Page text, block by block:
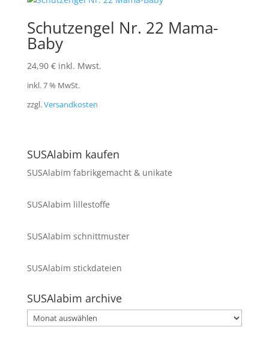
Schutzengel Nr. 22 Mama-
Baby
24,90 € inkl. Mwst.
inkl. 7 % MwSt.
zzgl.Versandkosten
SUSAlabim kaufen
SUSAlabim fabrikgemacht & unikate
SUSAlabim lillestoffe
SUSAlabim schnittmuster
SUSAlabim stickdateien
SUSAlabim archive
SUSAlabim
archive